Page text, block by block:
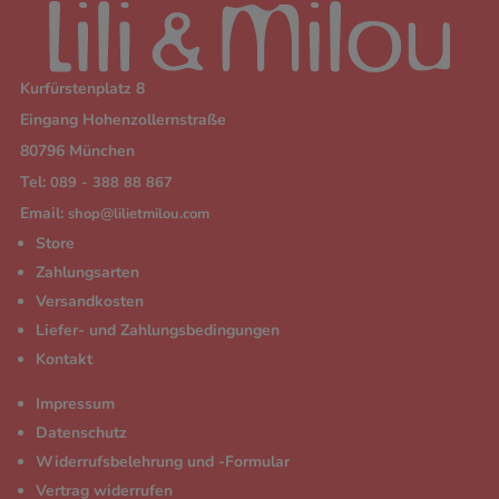
Kurfürstenplatz 8
Eingang Hohenzollernstraße
80796 München
Tel: 089 - 388 88 867
Email: shop@lilietmilou.com
Store
Zahlungsarten
Versandkosten
Liefer- und Zahlungsbedingungen
Kontakt
Impressum
Datenschutz
Widerrufsbelehrung und -Formular
Vertrag widerrufen